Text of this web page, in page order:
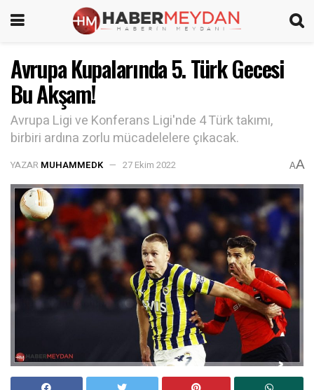
Avrupa Kupalarında 5. Türk Gecesi
Bu Akşam!
Avrupa Ligi ve Konferans Ligi'nde 4 Türk takımı,
birbiri ardına zorlu mücadelelere çıkacak.
YAZAR MUHAMMEDK 27 Ekim 2022 AA